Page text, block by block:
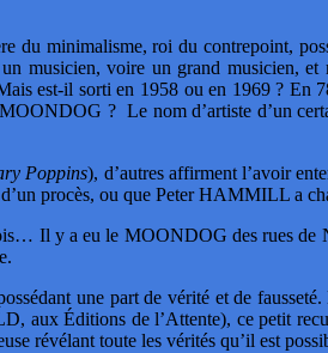
du minimalisme, roi du contrepoint,
musicien, voire un grand musicien,
est-il sorti en 1958 ou en 1969 ? En
? Le nom d’artiste d’un
Poppins), d’autres affirment l’avoir
procès, ou que Peter HAMMILL a
Il y a eu le MOONDOG des rues de
une part de vérité et de
aux Éditions de l’Attente), ce petit
révélant toute les vérités qu’il est